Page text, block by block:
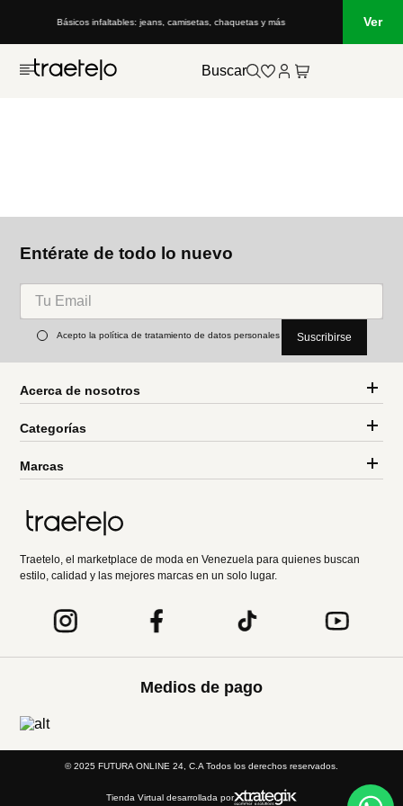
Básicos infaltables: jeans, camisetas, chaquetas y más Ver
Buscar
Entérate de todo lo nuevo
Acepto la política de tratamiento de datos personales Suscribirse
Acerca de nosotros
Categorías
Marcas
Traetelo, el marketplace de moda en Venezuela para quienes buscan
estilo, calidad y las mejores marcas en un solo lugar.
Medios de pago
© 2025 FUTURA ONLINE 24, C.A Todos los derechos reservados.
Tienda Virtual desarrollada por